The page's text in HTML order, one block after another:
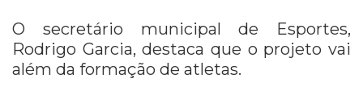
O secretário municipal de Esportes,
Rodrigo Garcia, destaca que o projeto vai
além da formação de atletas.